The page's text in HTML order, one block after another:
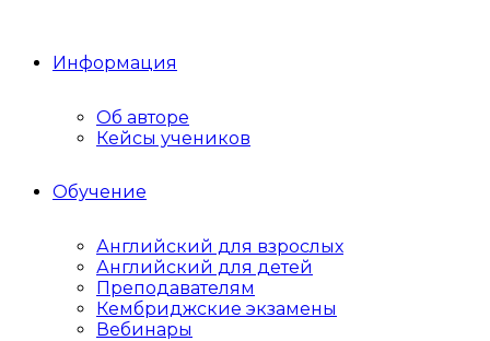
Информация
Об авторе
Кейсы учеников
Обучение
Английский для взрослых
Английский для детей
Преподавателям
Кембриджские экзамены
Вебинары